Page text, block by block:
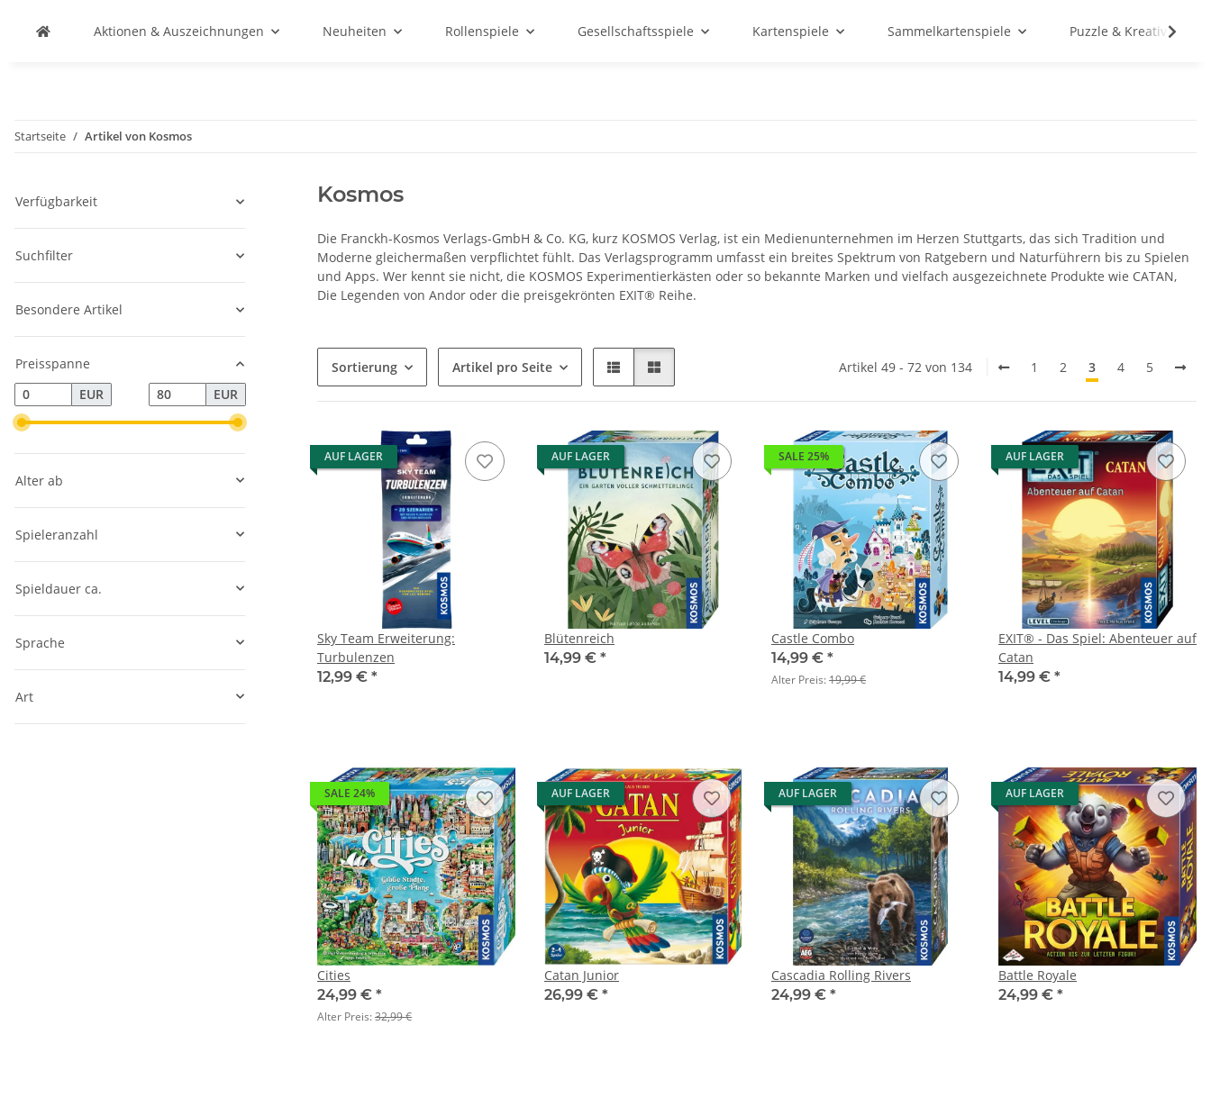
Aktionen & Auszeichnungen Neuheiten Rollenspiele Gesellschaftsspiele Kartenspiele Sammelkartenspiele Puzzle & Kreativ
Startseite Artikel von Kosmos
Kosmos
Die Franckh-Kosmos Verlags-GmbH & Co. KG, kurz KOSMOS Verlag, ist ein Medienunternehmen im Herzen Stuttgarts, das sich Tradition und
Moderne gleichermaßen verpflichtet fühlt. Das Verlagsprogramm umfasst ein breites Spektrum von Ratgebern und Naturführern bis zu Spielen
und Apps. Wer kennt sie nicht, die KOSMOS Experimentierkästen oder so bekannte Marken und vielfach ausgezeichnete Produkte wie CATAN,
Die Legenden von Andor oder die preisgekrönten EXIT® Reihe.
Sortierung Artikel pro Seite Artikel 49 - 72 von 134 1 2 3 4 5
AUF LAGER
Sky Team Erweiterung:
Turbulenzen
12,99 € *
AUF LAGER
Blütenreich
14,99 € *
SALE 25%
Castle Combo
14,99 € *
Alter Preis:19,99 €
AUF LAGER
EXIT® - Das Spiel: Abenteuer auf
Catan
14,99 € *
SALE 24%
Cities
24,99 € *
Alter Preis:32,99 €
AUF LAGER
Catan Junior
26,99 € *
AUF LAGER
Cascadia Rolling Rivers
24,99 € *
AUF LAGER
Battle Royale
24,99 € *
Verfügbarkeit
Suchfilter
Besondere Artikel
Preisspanne
EUR
EUR
Alter ab
Spieleranzahl
Spieldauer ca.
Sprache
Art